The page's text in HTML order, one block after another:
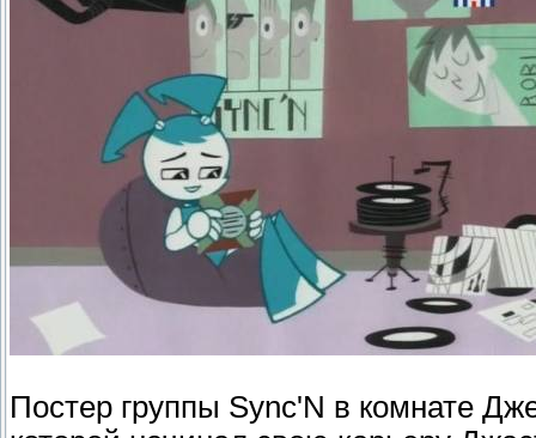
Постер группы Sync'N в комнате